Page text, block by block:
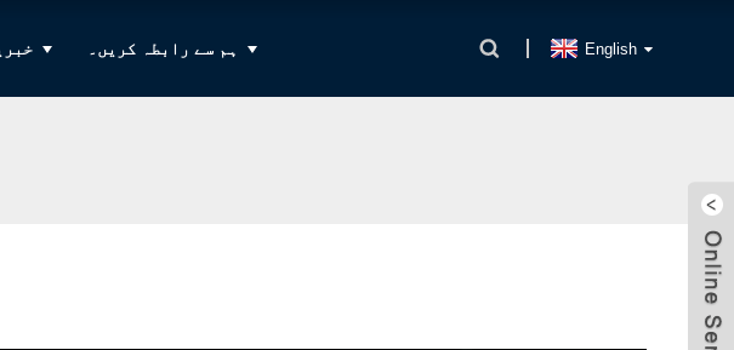
ہم سے رابطہ کریں۔ English